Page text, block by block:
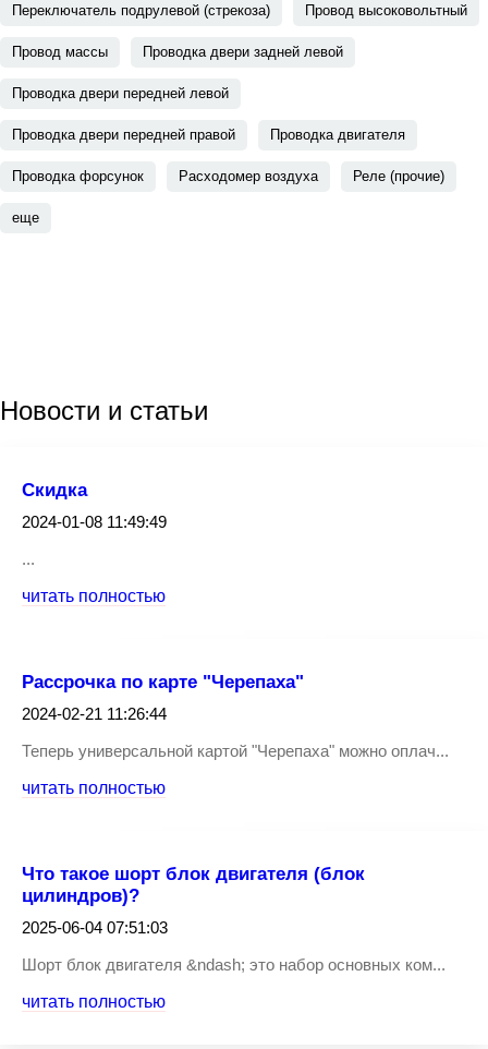
Переключатель подрулевой (стрекоза) Провод высоковольтный
Провод массы Проводка двери задней левой
Проводка двери передней левой
Проводка двери передней правой Проводка двигателя
Проводка форсунок Расходомер воздуха Реле (прочие)
еще
Новости и статьи
Скидка
2024-01-08 11:49:49
...
читать полностью
Рассрочка по карте "Черепаха"
2024-02-21 11:26:44
Теперь универсальной картой "Черепаха" можно оплач...
читать полностью
Что такое шорт блок двигателя (блок
цилиндров)?
2025-06-04 07:51:03
Шорт блок двигателя &ndash; это набор основных ком...
читать полностью